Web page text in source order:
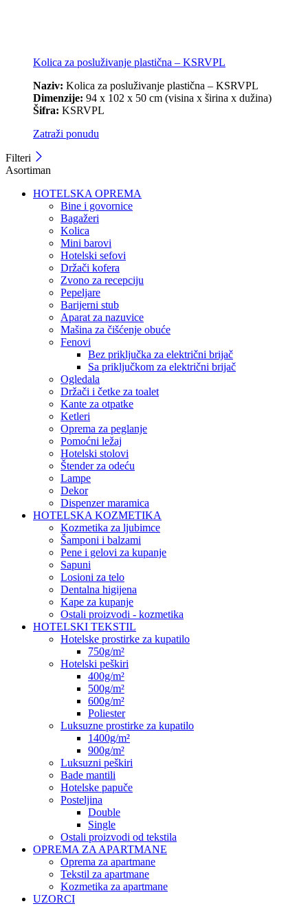
Kolica za posluživanje plastična – KSRVPL
Naziv: Kolica za posluživanje plastična – KSRVPL
Dimenzije: 94 x 102 x 50 cm (visina x širina x dužina)
Šifra: KSRVPL
Zatraži ponudu
Filteri
Asortiman
HOTELSKA OPREMA
Bine i govornice
Bagažeri
Kolica
Mini barovi
Hotelski sefovi
Držači kofera
Zvono za recepciju
Pepeljare
Barijerni stub
Aparat za nazuvice
Mašina za čišćenje obuće
Fenovi
Bez priključka za električni brijač
Sa priključkom za električni brijač
Ogledala
Držači i četke za toalet
Kante za otpatke
Ketleri
Oprema za peglanje
Pomoćni ležaj
Hotelski stolovi
Štender za odeću
Lampe
Dekor
Dispenzer maramica
HOTELSKA KOZMETIKA
Kozmetika za ljubimce
Šamponi i balzami
Pene i gelovi za kupanje
Sapuni
Losioni za telo
Dentalna higijena
Kape za kupanje
Ostali proizvodi - kozmetika
HOTELSKI TEKSTIL
Hotelske prostirke za kupatilo
750g/m²
Hotelski peškiri
400g/m²
500g/m²
600g/m²
Poliester
Luksuzne prostirke za kupatilo
1400g/m²
900g/m²
Luksuzni peškiri
Bade mantili
Hotelske papuče
Posteljina
Double
Single
Ostali proizvodi od tekstila
OPREMA ZA APARTMANE
Oprema za apartmane
Tekstil za apartmane
Kozmetika za apartmane
UZORCI